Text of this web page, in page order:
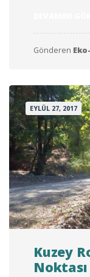
DIREKLERINI
DIKIYORUZ”
Gönderen
EYLÜL 27, 2017
Kuzey
Noktası